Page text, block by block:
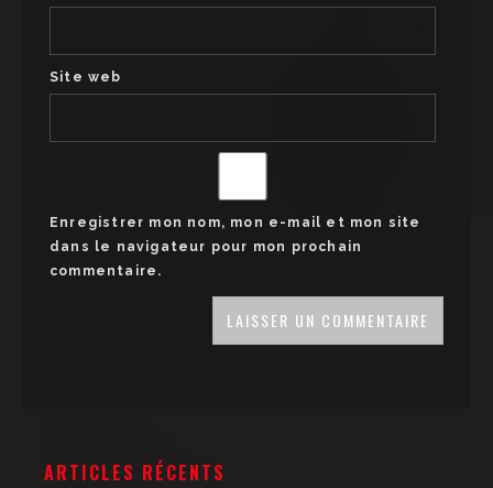
Site web
Enregistrer mon nom, mon e-mail et mon site
dans le navigateur pour mon prochain
commentaire.
ARTICLES RÉCENTS